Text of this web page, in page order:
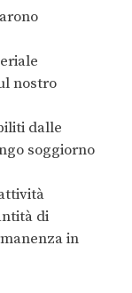
nostro
dalle
soggiorno
di
in